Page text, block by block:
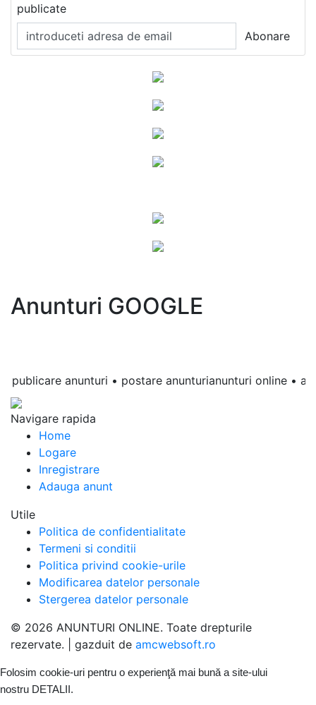
publicate
Anunturi GOOGLE
anunturi • postare anunturianunturi online •
Navigare rapida
Home
Logare
Inregistrare
Adauga anunt
Utile
Politica de confidentialitate
Termeni si conditii
Politica privind cookie-urile
Modificarea datelor personale
Stergerea datelor personale
© 2026 ANUNTURI ONLINE. Toate drepturile
rezervate. | gazduit de amcwebsoft.ro
Folosim cookie-uri pentru o experienţă mai bună a site-ului
nostru DETALII .